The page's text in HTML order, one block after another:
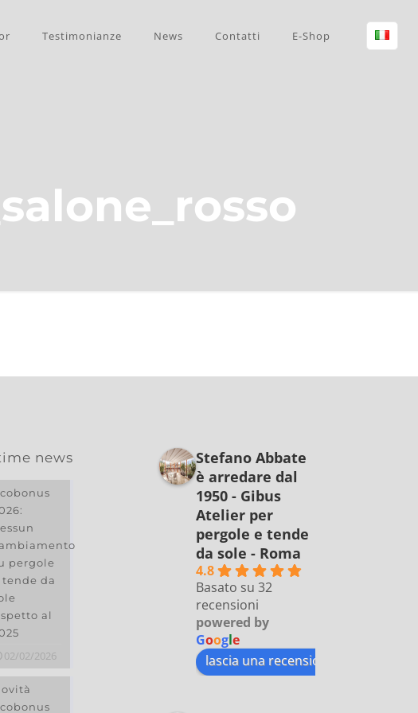
Testimonianze News Contatti E-Shop
news
pergole
tende da
al
02/02/2026
Stefano Abbate
è arredare dal
1950 - Gibus
Atelier per
pergole e tende
da sole - Roma
4.8
Basato su 32
recensioni
powered by
Google
lascia una recensione su